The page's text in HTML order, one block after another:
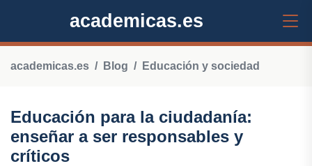
academicas.es
academicas.es Blog Educación y sociedad
Educación para la ciudadanía:
enseñar a ser responsables y
críticos